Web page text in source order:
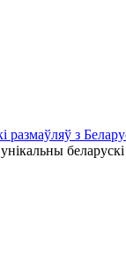
размаўляў з
беларускі